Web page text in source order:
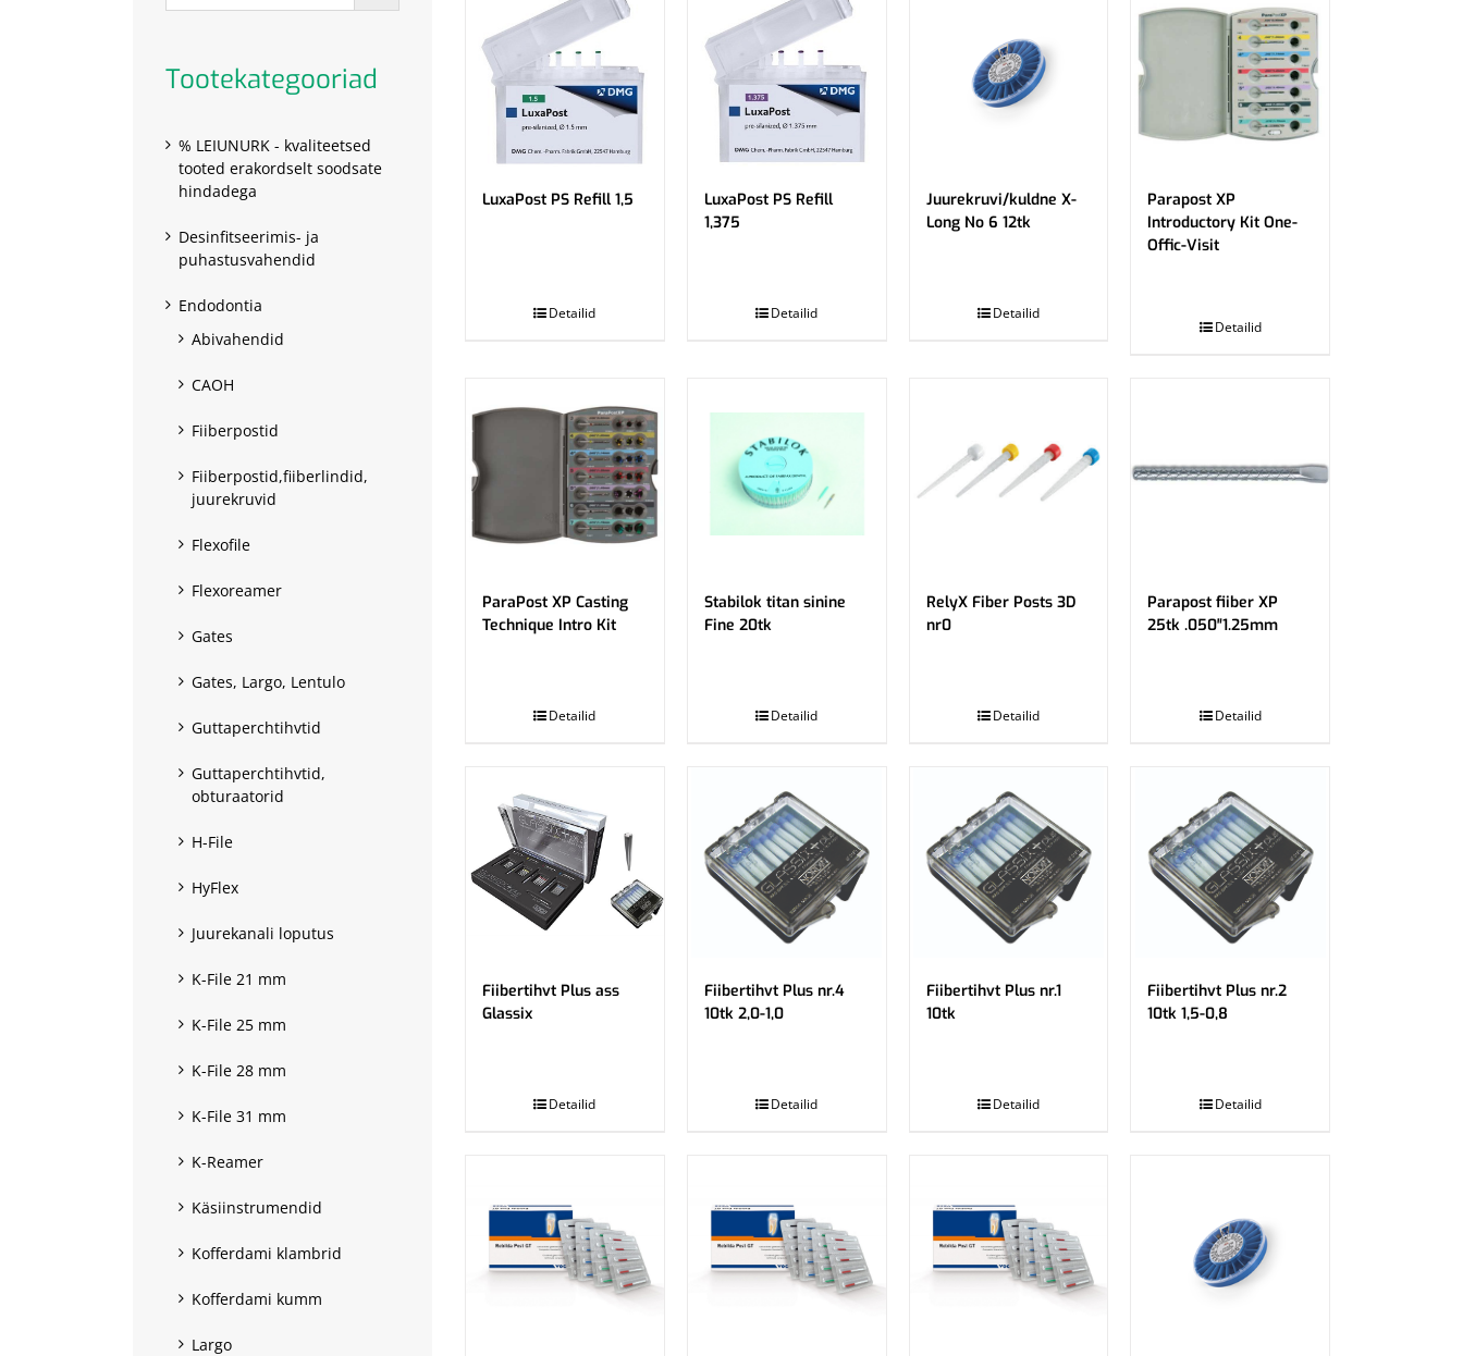
Tootekategooriad
% LEIUNURK - kvaliteetsed
tooted erakordselt soodsate
hindadega
Desinfitseerimis- ja
puhastusvahendid
Endodontia
Abivahendid
CAOH
Fiiberpostid
Fiiberpostid,fiiberlindid,
juurekruvid
Flexofile
Flexoreamer
Gates
Gates, Largo, Lentulo
Guttaperchtihvtid
Guttaperchtihvtid,
obturaatorid
H-File
HyFlex
Juurekanali loputus
K-File 21 mm
K-File 25 mm
K-File 28 mm
K-File 31 mm
K-Reamer
Käsiinstrumendid
Kofferdami klambrid
Kofferdami kumm
Largo
LuxaPost PS Refill 1,5
Detailid
LuxaPost PS Refill
1,375
Detailid
Juurekruvi/kuldne X-
Long No 6 12tk
Detailid
Parapost XP
Introductory Kit One-
Offic-Visit
Detailid
ParaPost XP Casting
Technique Intro Kit
Detailid
Stabilok titan sinine
Fine 20tk
Detailid
RelyX Fiber Posts 3D
nr0
Detailid
Parapost fiiber XP
25tk .050″1.25mm
Detailid
Fiibertihvt Plus ass
Glassix
Detailid
Fiibertihvt Plus nr.4
10tk 2,0-1,0
Detailid
Fiibertihvt Plus nr.1
10tk
Detailid
Fiibertihvt Plus nr.2
10tk 1,5-0,8
Detailid